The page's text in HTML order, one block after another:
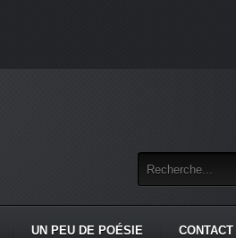
UN PEU DE POÉSIE CONTACT